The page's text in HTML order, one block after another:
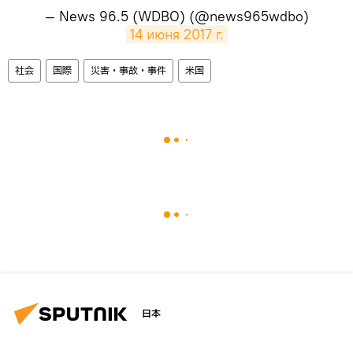
— News 96.5 (WDBO) (@news965wdbo)
14 июня 2017 г.
社会 国際 災害・事故・事件 米国
日本